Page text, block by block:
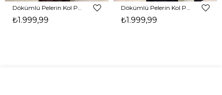
Dökümlü Pelerin Kol Pencere Detaylı Maxi Kahverengi Arlev Kadın Elbise 26Y511
₺1.999,99
Dökümlü Pelerin Kol Pencere Detaylı Maxi Siyah Arlev Kadın Elbise 26Y511
₺1.999,99